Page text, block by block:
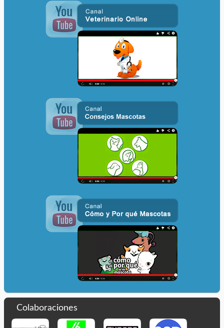
Colaboraciones